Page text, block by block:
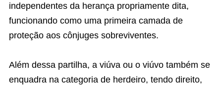
independentes da herança propriamente dita,
funcionando como uma primeira camada de
proteção aos cônjuges sobreviventes.
Além dessa partilha, a viúva ou o viúvo também se
enquadra na categoria de herdeiro, tendo direito,